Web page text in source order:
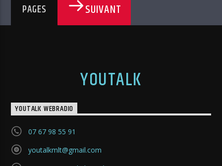
PAGES SUIVANT
YOUTALK
YOUTALK WEBRADIO
07 67 98 55 91
youtalkmlt@gmail.com